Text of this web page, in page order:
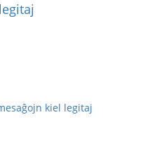
kiel legitaj